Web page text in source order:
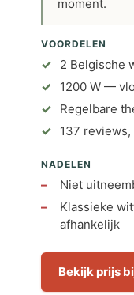
moment.
VOORDELEN
2 Belgische
1200 W —
Regelbare
137
NADELEN
Niet
Klassieke
afhankelijk
Bekijk prijs